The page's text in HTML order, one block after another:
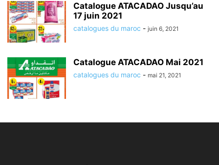
Catalogue ATACADAO Jusqu’au
17 juin 2021
catalogues du maroc - juin 6, 2021
Catalogue ATACADAO Mai 2021
catalogues du maroc - mai 21, 2021